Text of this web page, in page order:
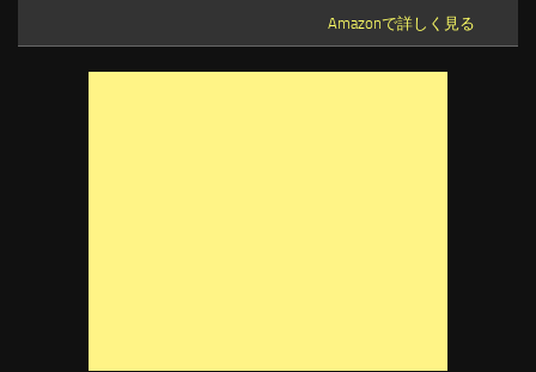
Amazonで詳しく見る